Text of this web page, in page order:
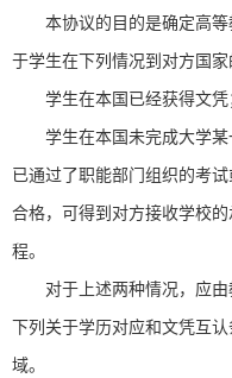
本协议的目的是确定高等
于学生在下列情况到对方国家
学生在本国已经获得文凭
学生在本国未完成大学某
已通过了职能部门组织的考
合格，可得到对方接收学校
程。
对于上述两种情况，应由
下列关于学历对应和文凭互
域。